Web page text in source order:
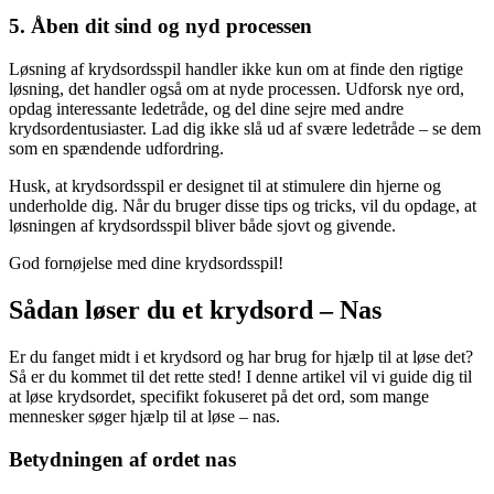
5. Åben dit sind og nyd processen
Løsning af krydsordsspil handler ikke kun om at finde den rigtige
løsning, det handler også om at nyde processen. Udforsk nye ord,
opdag interessante ledetråde, og del dine sejre med andre
krydsordentusiaster. Lad dig ikke slå ud af svære ledetråde – se dem
som en spændende udfordring.
Husk, at krydsordsspil er designet til at stimulere din hjerne og
underholde dig. Når du bruger disse tips og tricks, vil du opdage, at
løsningen af krydsordsspil bliver både sjovt og givende.
God fornøjelse med dine krydsordsspil!
Sådan løser du et krydsord – Nas
Er du fanget midt i et krydsord og har brug for hjælp til at løse det?
Så er du kommet til det rette sted! I denne artikel vil vi guide dig til
at løse krydsordet, specifikt fokuseret på det ord, som mange
mennesker søger hjælp til at løse – nas.
Betydningen af ordet nas